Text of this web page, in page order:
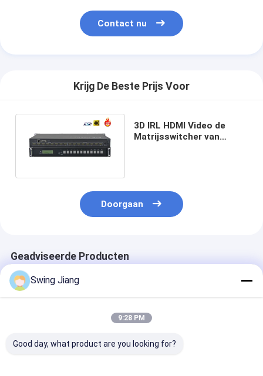
Contact nu
Krijg De Beste Prijs Voor
3D IRL HDMI Video de
Matrijsswitcher van
Doorgaan
Geadviseerde Producten
Swing Jiang
9:28 PM
Good day, what product are you looking for?